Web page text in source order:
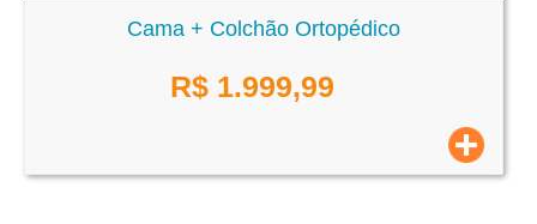
Cama + Colchão Ortopédico
R$ 1.999,99